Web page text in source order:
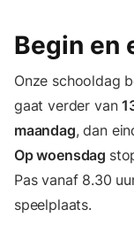
Begin en
Onze schooldag
gaat verder van
maandag, dan
Op woensdag
Pas vanaf 8.30
speelplaats.